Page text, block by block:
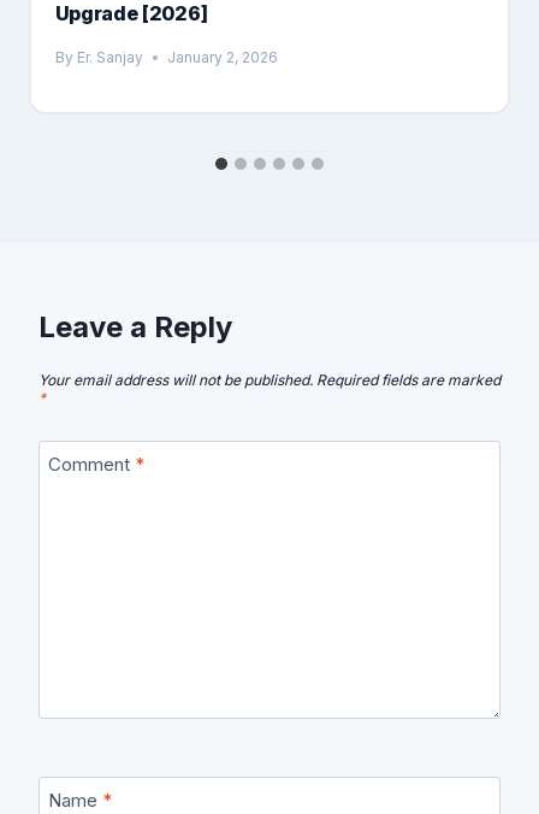
Upgrade [2026]
By Er. Sanjay January 2, 2026
Leave a Reply
Your email address will not be published. Required fields are marked
*
Comment *
Name *